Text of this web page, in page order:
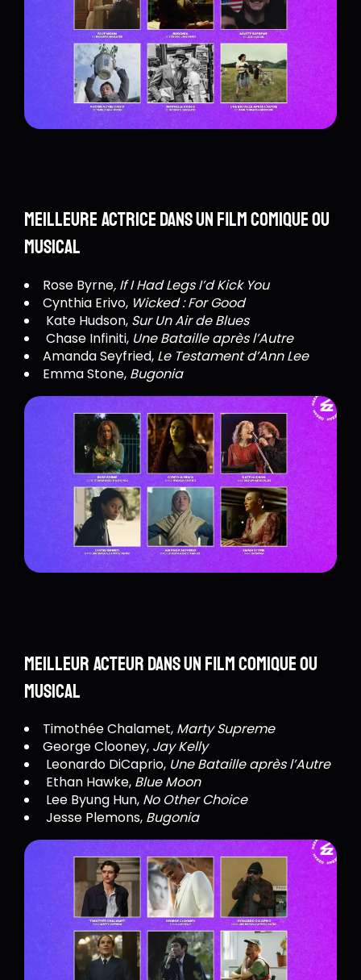
Meilleure actrice dans un film comique ou
musical
Rose Byrne, If I Had Legs I’d Kick You
Cynthia Erivo, Wicked : For Good
Kate Hudson, Sur Un Air de Blues
Chase Infiniti, Une Bataille après l’Autre
Amanda Seyfried, Le Testament d’Ann Lee
Emma Stone, Bugonia
Meilleur acteur dans un film comique ou
musical
Timothée Chalamet, Marty Supreme
George Clooney, Jay Kelly
Leonardo DiCaprio, Une Bataille après l’Autre
Ethan Hawke, Blue Moon
Lee Byung Hun, No Other Choice
Jesse Plemons, Bugonia